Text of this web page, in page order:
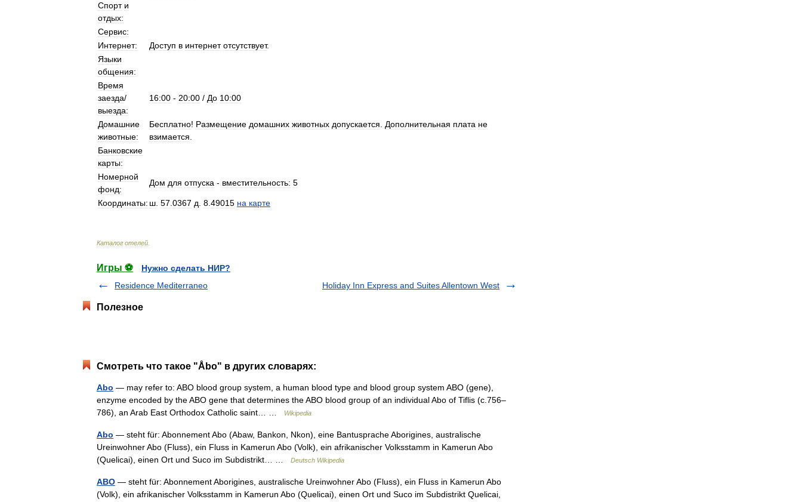
Спорт и
отдых:
Сервис:
Интернет:
Доступ в интернет отсутствует.
Языки
общения:
Время
заезда/
выезда:
16:00 - 20:00 / До 10:00
Домашние
животные:
Бесплатно! Размещение домашних животных допускается Дополнительная плата не
взимается
Банковские
карты:
Номерной
фонд:
Дом для отпуска - вместительность: 5
Координаты: ш 57 0367 д 8 49015 на карте
Каталог отелей
Игры ⚽
Нужно сделать НИР?
Residence Mediterraneo
Holiday Inn Express and Suites Allentown West
Полезное
Смотреть что такое "Åbo" в других словарях:
Abo — may refer to: ABO blood group system, a human blood type and blood group system ABO (gene),
enzyme encoded by the ABO gene that determines the ABO blood group of an individual Abo of Tiflis (c.756–
786), an Arab East Orthodox Catholic saint… …
Wikipedia
Abo — steht für: Abonnement Abo (Abaw, Bankon, Nkon), eine Bantusprache Aborigines, australische
Ureinwohner Abo (Fluss), ein Fluss in Kamerun Abo (Volk), ein afrikanischer Volksstamm in Kamerun Abo
(Quelicai), einen Ort und Suco im Subdistrikt… …
Deutsch Wikipedia
ABO — steht für: Abonnement Aborigines, australische Ureinwohner Abo (Fluss), ein Fluss in Kamerun Abo
(Volk), ein afrikanischer Volksstamm in Kamerun Abo (Quelicai), einen Ort und Suco im Subdistrikt Quelicai,